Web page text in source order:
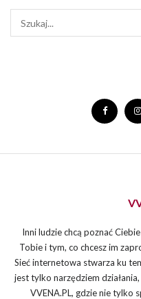
Inni ludzie chcą poznać
Tobie i tym, co chcesz im
Sieć internetowa stwarza ku
jest tylko narzędziem
VVENA.PL, gdzie nie tylko